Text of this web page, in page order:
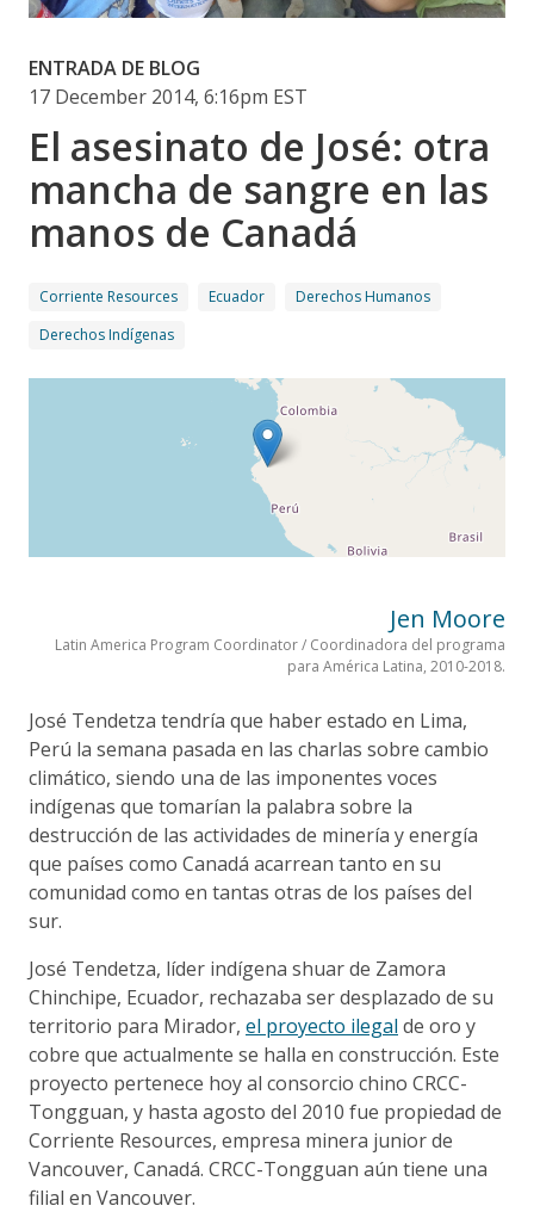
ENTRADA DE BLOG
17 December 2014, 6:16pm EST
El asesinato de José: otra
mancha de sangre en las
manos de Canadá
Corriente Resources Ecuador
Derechos Humanos
Derechos Indígenas
Jen Moore
Latin America Program Coordinator / Coordinadora del programa
para América Latina, 2010-2018.
José Tendetza tendría que haber estado en Lima,
Perú la semana pasada en las charlas sobre cambio
climático, siendo una de las imponentes voces
indígenas que tomarían la palabra sobre la
destrucción de las actividades de minería y energía
que países como Canadá acarrean tanto en su
comunidad como en tantas otras de los países del
sur.
José Tendetza, líder indígena shuar de Zamora
Chinchipe, Ecuador, rechazaba ser desplazado de su
territorio para Mirador, el proyecto ilegal de oro y
cobre que actualmente se halla en construcción. Este
proyecto pertenece hoy al consorcio chino CRCC-
Tongguan, y hasta agosto del 2010 fue propiedad de
Corriente Resources, empresa minera junior de
Vancouver, Canadá. CRCC-Tongguan aún tiene una
filial en Vancouver.